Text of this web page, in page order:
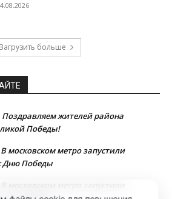
Загрузить больше
Поздравляем жителей района
Победы!
В московском метро запустили
Дню Победы
В московском метро запустили